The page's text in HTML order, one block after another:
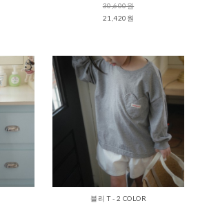
30,600원
21,420원
블리 T - 2 COLOR